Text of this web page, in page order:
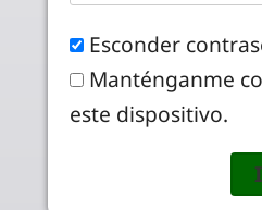
Esconder
Manténganme
este dispositivo.